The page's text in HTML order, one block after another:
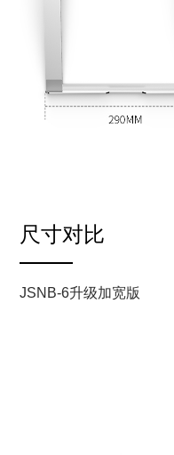
尺寸对比
JSNB-6升级加宽版